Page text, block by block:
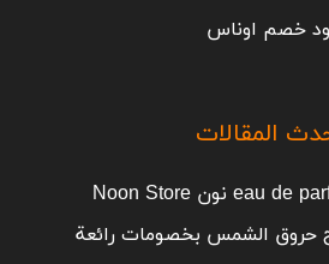
خصم اوناس
المقالات
حروق الشمس بخصومات رائعة